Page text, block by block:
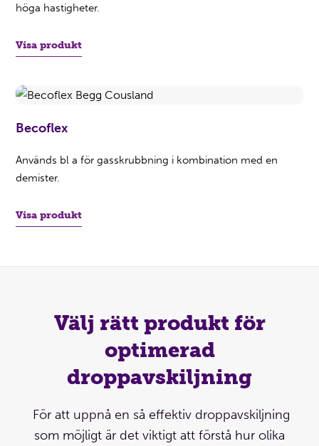
höga hastigheter.
Visa produkt
Becoflex
Används bl a för gasskrubbning i kombination med en
demister.
Visa produkt
Välj rätt produkt för
optimerad
droppavskiljning
För att uppnå en så effektiv droppavskiljning
som möjligt är det viktigt att förstå hur olika